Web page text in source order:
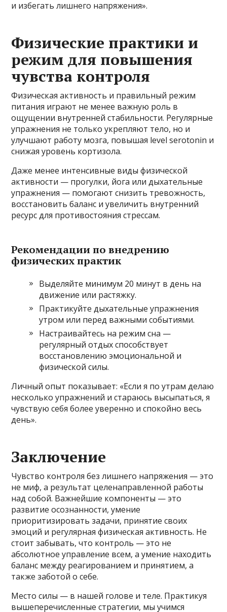
и избегать лишнего напряжения».
Физические практики и
режим для повышения
чувства контроля
Физическая активность и правильный режим
питания играют не менее важную роль в
ощущении внутренней стабильности. Регулярные
упражнения не только укрепляют тело, но и
улучшают работу мозга, повышая level serotonin и
снижая уровень кортизола.
Даже менее интенсивные виды физической
активности — прогулки, йога или дыхательные
упражнения — помогают снизить тревожность,
восстановить баланс и увеличить внутренний
ресурс для противостояния стрессам.
Рекомендации по внедрению
физических практик
Выделяйте минимум 20 минут в день на
движение или растяжку.
Практикуйте дыхательные упражнения
утром или перед важными событиями.
Настраивайтесь на режим сна —
регулярный отдых способствует
восстановлению эмоциональной и
физической силы.
Личный опыт показывает: «Если я по утрам делаю
несколько упражнений и стараюсь высыпаться, я
чувствую себя более уверенно и спокойно весь
день».
Заключение
Чувство контроля без лишнего напряжения — это
не миф, а результат целенаправленной работы
над собой. Важнейшие компоненты — это
развитие осознанности, умение
приоритизировать задачи, принятие своих
эмоций и регулярная физическая активность. Не
стоит забывать, что контроль — это не
абсолютное управление всем, а умение находить
баланс между реагированием и принятием, а
также заботой о себе.
Место силы — в нашей голове и теле. Практикуя
вышеперечисленные стратегии, мы учимся